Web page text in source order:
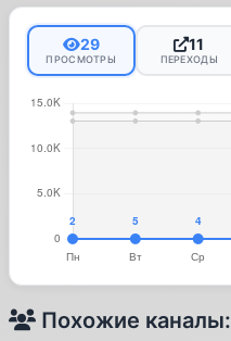
29
ПРОСМОТРЫ
11
ПЕРЕХОДЫ
Похожие каналы: